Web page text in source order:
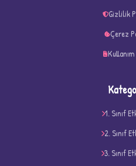
Gizlilik
Çerez
1. Sınıf
2. Sınıf
3. Sınıf